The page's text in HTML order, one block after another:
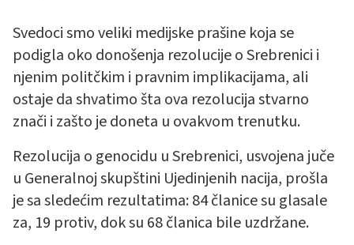
Svedoci smo veliki medijske prašine koja se
podigla oko donošenja rezolucije o Srebrenici i
njenim politčkim i pravnim implikacijama, ali
ostaje da shvatimo šta ova rezolucija stvarno
znači i zašto je doneta u ovakvom trenutku.
Rezolucija o genocidu u Srebrenici, usvojena juče
u Generalnoj skupštini Ujedinjenih nacija, prošla
je sa sledećim rezultatima: 84 članice su glasale
za, 19 protiv, dok su 68 članica bile uzdržane.